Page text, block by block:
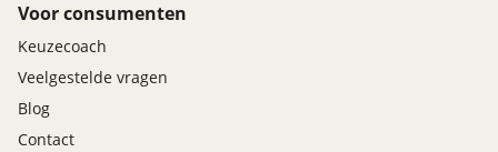
Voor consumenten
Keuzecoach
Veelgestelde vragen
Blog
Contact